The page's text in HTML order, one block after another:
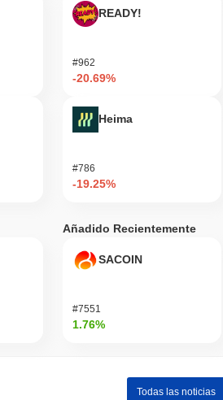
READY!
#962
-20.69%
Heima
#786
-19.25%
Añadido Recientemente
SACOIN
#7551
1.76%
Todas las noticias